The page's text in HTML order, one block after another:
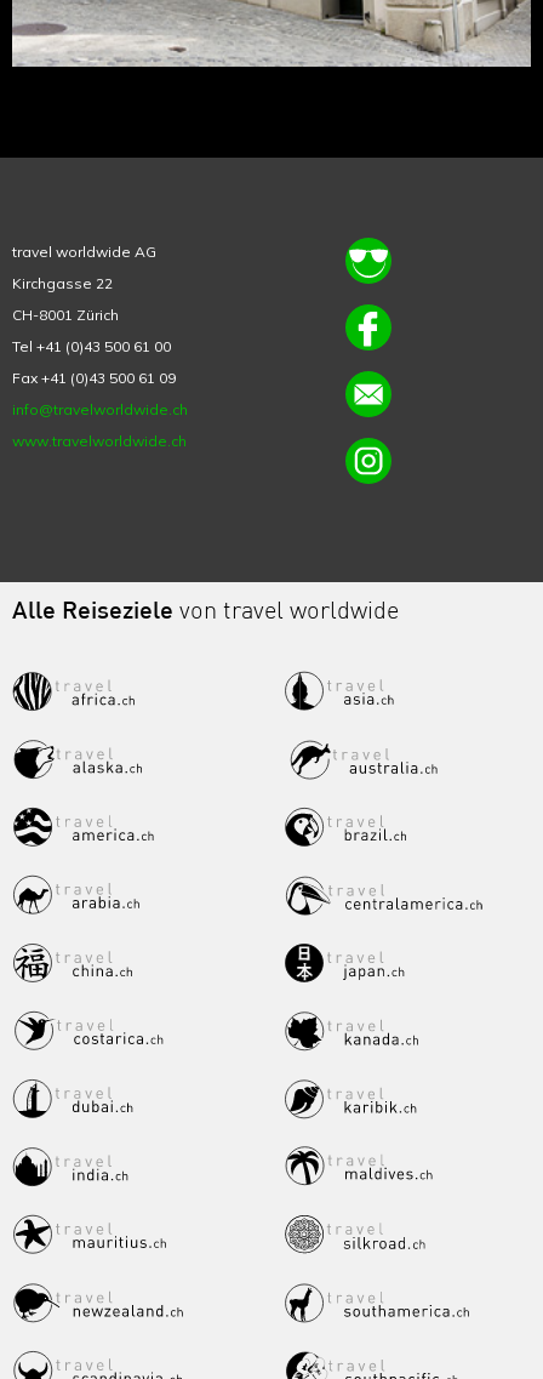
travel worldwide AG
Kirchgasse 22
CH-8001 Zürich
Tel +41 (0)43 500 61 00
Fax +41 (0)43 500 61 09
info@travelworldwide.ch
www.travelworldwide.ch
Alle Reiseziele von travel worldwide